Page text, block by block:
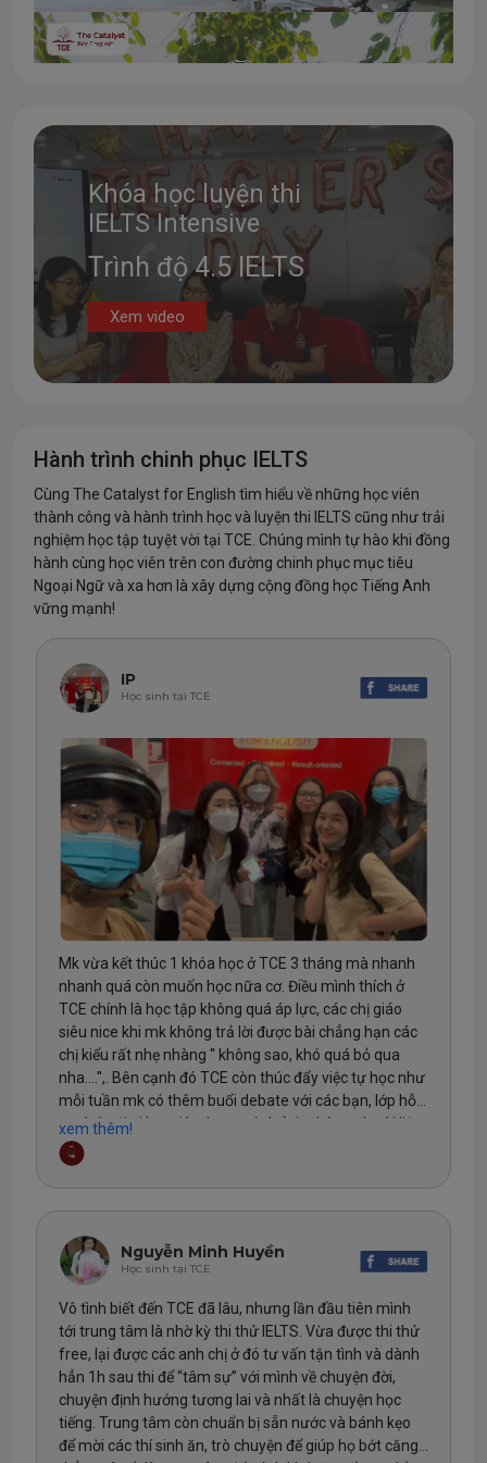
Khóa học luyện thi
IELTS Intensive
Trình độ 4.5 IELTS
Xem video
Hành trình chinh phục IELTS
Cùng The Catalyst for English tìm hiểu về những học viên
thành công và hành trình học và luyện thi IELTS cũng như trải
nghiệm học tập tuyệt vời tại TCE. Chúng mình tự hào khi đồng
hành cùng học viên trên con đường chinh phục mục tiêu
Ngoại Ngữ và xa hơn là xây dựng cộng đồng học Tiếng Anh
vững mạnh!
IP
Học sinh tại TCE
Mk vừa kết thúc 1 khóa học ở TCE 3 tháng mà nhanh
nhanh quá còn muốn học nữa cơ. Điều mình thích ở
TCE chính là học tập không quá áp lực, các chị giáo
siêu nice khi mk không trả lời được bài chẳng hạn các
chị kiểu rất nhẹ nhàng '' không sao, khó quá bỏ qua
nha....'',. Bên cạnh đó TCE còn thúc đẩy việc tự học như
mỗi tuần mk có thêm buổi debate với các bạn, lớp hỗ
trợ 1-1 với giảng viên, hoặc có thể xin thêm các tài liệu
ôn tập, không sợ không có bài tập làm chỉ sợ không có
sức để bơi ???? Last but not least, đó là dịch vụ chăm
sóc học viên của TCE, mk chưa thấy tt nào làm tốt như
thế, thỉnh thoảng mk sẽ được ac admin nt hỏi thăm về
''tình hình học tập, nếu có khó khăn mà ngại nói có thể
nt riêng cho ac'' cảm giác như mk không bị lãng quên
lúc nào cũng trong diện dc hỏi thăm????.
Cảm ơn đội ngũ TCE đã đồng hành cùng mk trong thời
gian qua ❤️
xem thêm!
Nguyễn Minh Huyền
Học sinh tại TCE
Vô tình biết đến TCE đã lâu, nhưng lần đầu tiên mình
tới trung tâm là nhờ kỳ thi thử IELTS. Vừa được thi thử
free, lại được các anh chị ở đó tư vấn tận tình và dành
hẳn 1h sau thi để “tâm sự” với mình về chuyện đời,
chuyện định hướng tương lai và nhất là chuyện học
tiếng. Trung tâm còn chuẩn bị sẵn nước và bánh kẹo
để mời các thí sinh ăn, trò chuyện để giúp họ bớt căng